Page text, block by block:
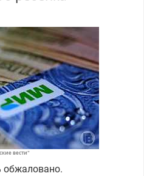
вести"
обжаловано.